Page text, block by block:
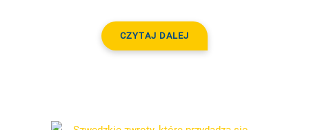
CZYTAJ DALEJ